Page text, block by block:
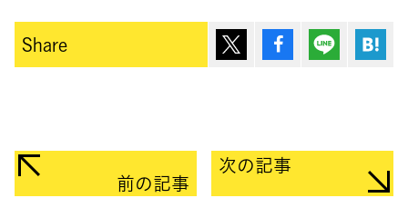
Share ポスト シェア Lineで送
前の記事
次の記事